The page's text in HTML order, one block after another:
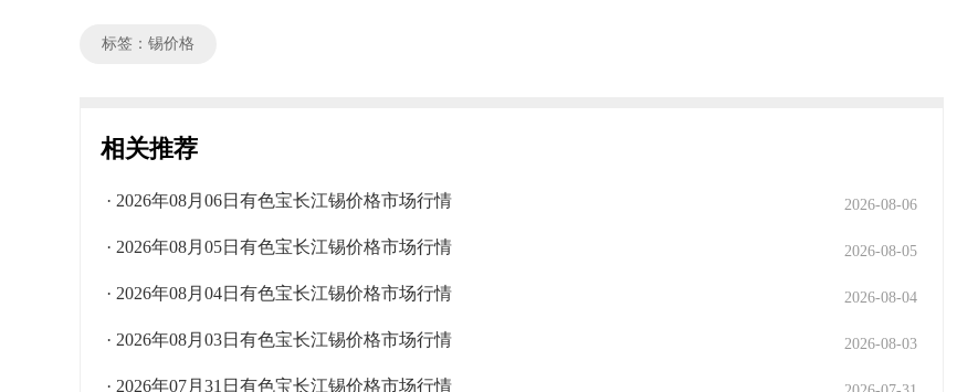
标签：锡价格
相关推荐
· 2026年08月06日有色宝长江锡价格市场行情 2026-08-06
· 2026年08月05日有色宝长江锡价格市场行情 2026-08-05
· 2026年08月04日有色宝长江锡价格市场行情 2026-08-04
· 2026年08月03日有色宝长江锡价格市场行情 2026-08-03
· 2026年07月31日有色宝长江锡价格市场行情